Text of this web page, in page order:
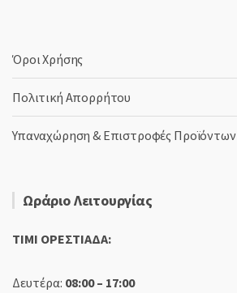
Όροι Χρήσης
Πολιτική Απορρήτου
Υπαναχώρηση & Επιστροφές Προϊόντων
Ωράριο Λειτουργίας
TIMI ΟΡΕΣΤΙΑΔΑ:
Δευτέρα: 08:00 – 17:00